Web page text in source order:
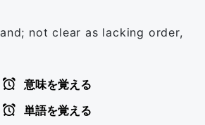
not clear as lacking order,
意味を覚える
単語を覚える